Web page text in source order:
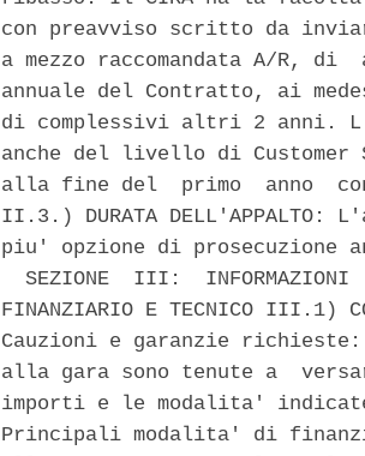
con preavviso scritto da
a mezzo raccomandata A/R,
annuale del Contratto, ai
di complessivi altri 2 anni.
anche del livello di
alla fine del  primo  anno
II.3.) DURATA
piu' opzione di
SEZIONE  III:  INFORMAZIONI
FINANZIARIO E TECNICO III.1)
Cauzioni e garanzie
alla gara sono tenute a
importi e le modalita'
Principali modalita' di